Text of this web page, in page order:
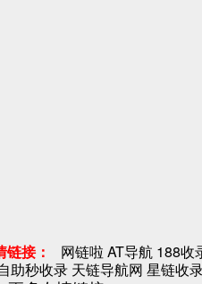
链接： 网链啦 AT导航 188收
助秒收录 天链导航网 星链收